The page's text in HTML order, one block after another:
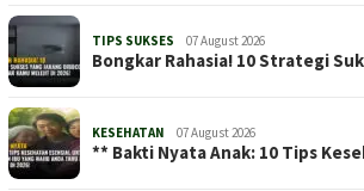
TIPS SUKSES 07 August 2026
Bongkar Rahasia! 10 Strategi
KESEHATAN 07 August 2026
** Bakti Nyata Anak: 10 Tips